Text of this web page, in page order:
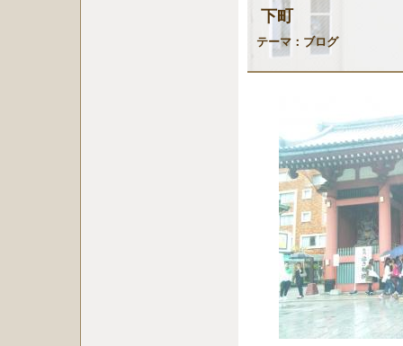
下町
テーマ： ブログ